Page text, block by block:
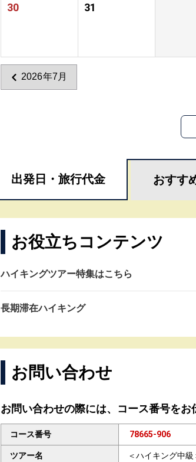
30 31
2026年7月
出発日・ 旅行代金 おすす
お役立ちコンテンツ
ハイキングツアー特集はこちら
長期滞在ハイキング
お問い合わせ
お問い合わせの際には、コース番号をお
コース番号 78665-906
ツアー名 ＜ハイキング中